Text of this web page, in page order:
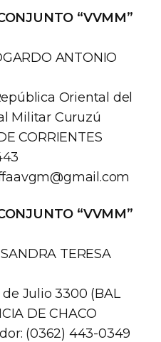
“VVMM”
ANTONIO
Oriental del
Militar Curuzú
CORRIENTES
“VVMM”
TERESA
Julio 3300 (BAL
DE CHACO
(0362) 443-0349